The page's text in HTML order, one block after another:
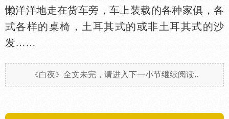
懒洋洋地走在货车旁，车上装载的各种家俱，各
式各样的桌椅，土耳其式的或非土耳其式的沙
发……
《白夜》全文未完，请进入下一小节继续阅读..